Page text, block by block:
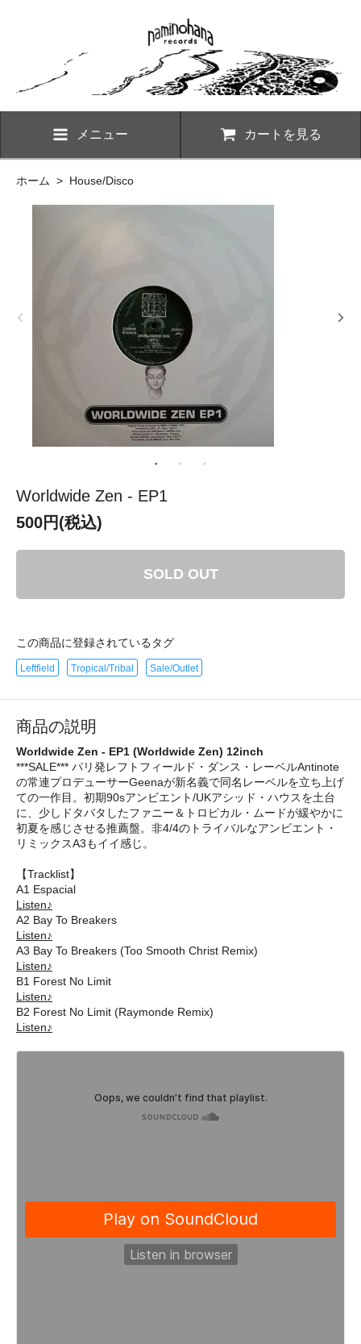
メニュー カートを見る
ホーム > House/Disco
Worldwide Zen - EP1
500円(税込)
SOLD OUT
この商品に登録されているタグ
Leftfield Tropical/Tribal Sale/Outlet
商品の説明
Worldwide Zen - EP1 (Worldwide Zen) 12inch
***SALE*** パリ発レフトフィールド・ダンス・レーベルAntinote
の常連プロデューサーGeenaが新名義で同名レーベルを立ち上げ
ての一作目。初期90sアンビエント/UKアシッド・ハウスを土台
に、少しドタバタしたファニー＆トロピカル・ムードが緩やかに
初夏を感じさせる推薦盤。非4/4のトライバルなアンビエント・
リミックスA3もイイ感じ。
【Tracklist】
A1 Espacial
Listen♪
A2 Bay To Breakers
Listen♪
A3 Bay To Breakers (Too Smooth Christ Remix)
Listen♪
B1 Forest No Limit
Listen♪
B2 Forest No Limit (Raymonde Remix)
Listen♪